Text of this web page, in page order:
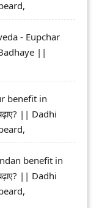
- Eupchar
||
benefit in
|| Dadhi
benefit in
|| Dadhi